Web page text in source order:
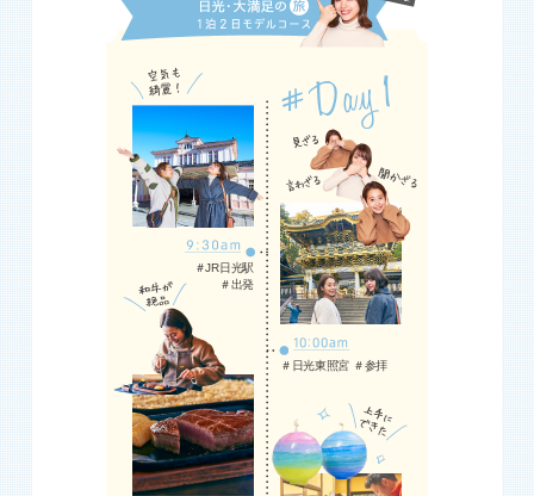
＃JR日光駅
＃出発
＃日光東照宮 ＃参拝